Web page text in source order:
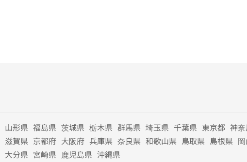
山形県 福島県 茨城県 栃木県 群馬県 埼玉県 千葉県 東京都 神
滋賀県 京都府 大阪府 兵庫県 奈良県 和歌山県 鳥取県 島根県
大分県 宮崎県 鹿児島県 沖縄県